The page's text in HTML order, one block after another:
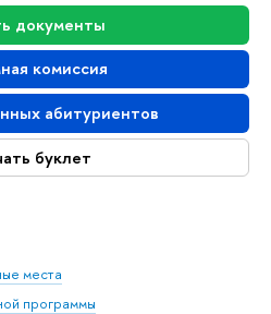
документы
комиссия
абитуриентов
буклет
места
программы